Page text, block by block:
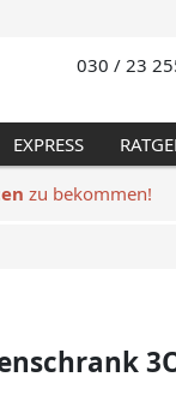
030 / 23
EXPRESS
zu bekommen!